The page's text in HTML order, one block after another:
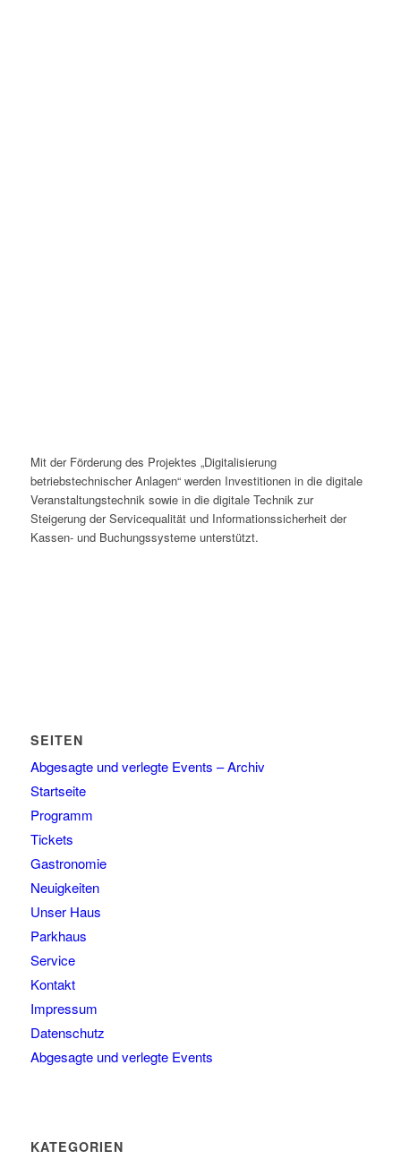
Mit der Förderung des Projektes „Digitalisierung
betriebstechnischer Anlagen“ werden Investitionen in die digitale
Veranstaltungstechnik sowie in die digitale Technik zur
Steigerung der Servicequalität und Informationssicherheit der
Kassen- und Buchungssysteme unterstützt.
SEITEN
Abgesagte und verlegte Events – Archiv
Startseite
Programm
Tickets
Gastronomie
Neuigkeiten
Unser Haus
Parkhaus
Service
Kontakt
Impressum
Datenschutz
Abgesagte und verlegte Events
KATEGORIEN